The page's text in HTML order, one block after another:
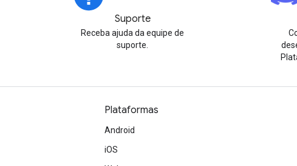
Suporte
Receba ajuda da equipe de
suporte.
Plataformas
Android
iOS